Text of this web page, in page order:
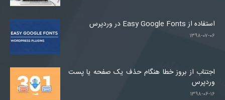
استفاده از Easy Google Fonts در وردپرس
۱۳۹۸-۰۷-۰۶
اجتناب از بروز خطا هنگام حذف یک صفحه یا پست
وردپرس
۱۳۹۸-۰۶-۱۶